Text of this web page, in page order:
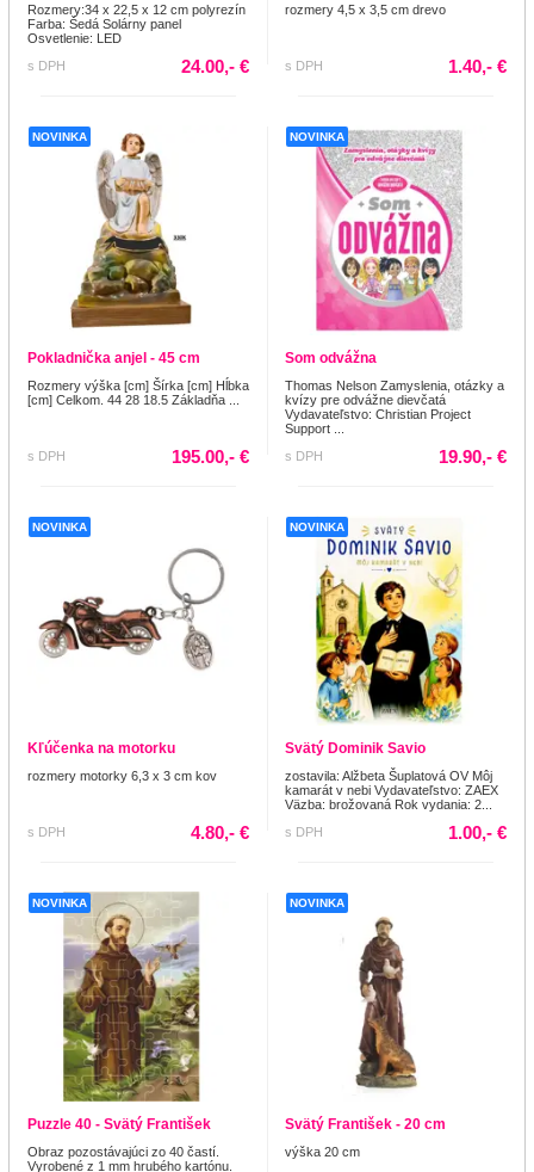
Rozmery:34 x 22,5 x 12 cm polyrezín
Farba: Šedá Solárny panel
Osvetlenie: LED
s DPH
24.00,- €
rozmery 4,5 x 3,5 cm drevo
s DPH 1.40,- €
NOVINKA
Pokladnička anjel - 45 cm
Rozmery výška [cm] Šírka [cm] Hĺbka
[cm] Celkom. 44 28 18.5 Základňa ...
s DPH 195.00,- €
NOVINKA
Som odvážna
Thomas Nelson Zamyslenia, otázky a
kvízy pre odvážne dievčatá
Vydavateľstvo: Christian Project
Support ...
s DPH
19.90,- €
NOVINKA
Kľúčenka na motorku
rozmery motorky 6,3 x 3 cm kov
s DPH 4.80,- €
NOVINKA
Svätý Dominik Savio
zostavila: Alžbeta Šuplatová OV Môj
kamarát v nebi Vydavateľstvo: ZAEX
Väzba: brožovaná Rok vydania: 2...
s DPH
1.00,- €
NOVINKA
Puzzle 40 - Svätý František
Obraz pozostávajúci zo 40 častí.
Vyrobené z 1 mm hrubého kartónu.
NOVINKA
Svätý František - 20 cm
výška 20 cm